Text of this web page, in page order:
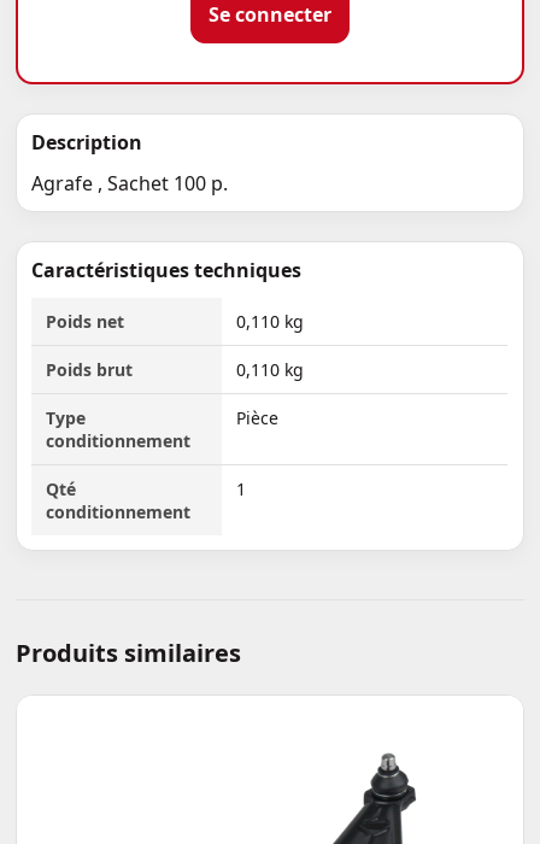
Se connecter
Description
Agrafe , Sachet 100 p.
Caractéristiques techniques
Poids net 0,110 kg
Poids brut 0,110 kg
Type
conditionnement
Pièce
Qté
conditionnement
1
Produits similaires